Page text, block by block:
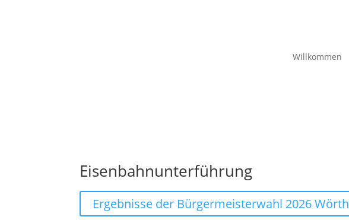
Willkommen
Eisenbahnunterführung
Ergebnisse der Bürgermeisterwahl 2026 Wörth